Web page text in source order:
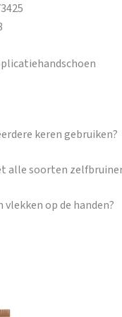
keren gebruiken?
alle soorten
op de handen?